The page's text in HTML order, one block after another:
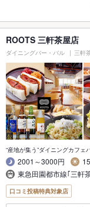
ROOTS 三軒茶屋店
ダイニングバー・バル 三軒
“産地が集う”ダイニングカフェ
2001～3000円
東急田園都市線｢三軒
口コミ投稿特典対象店